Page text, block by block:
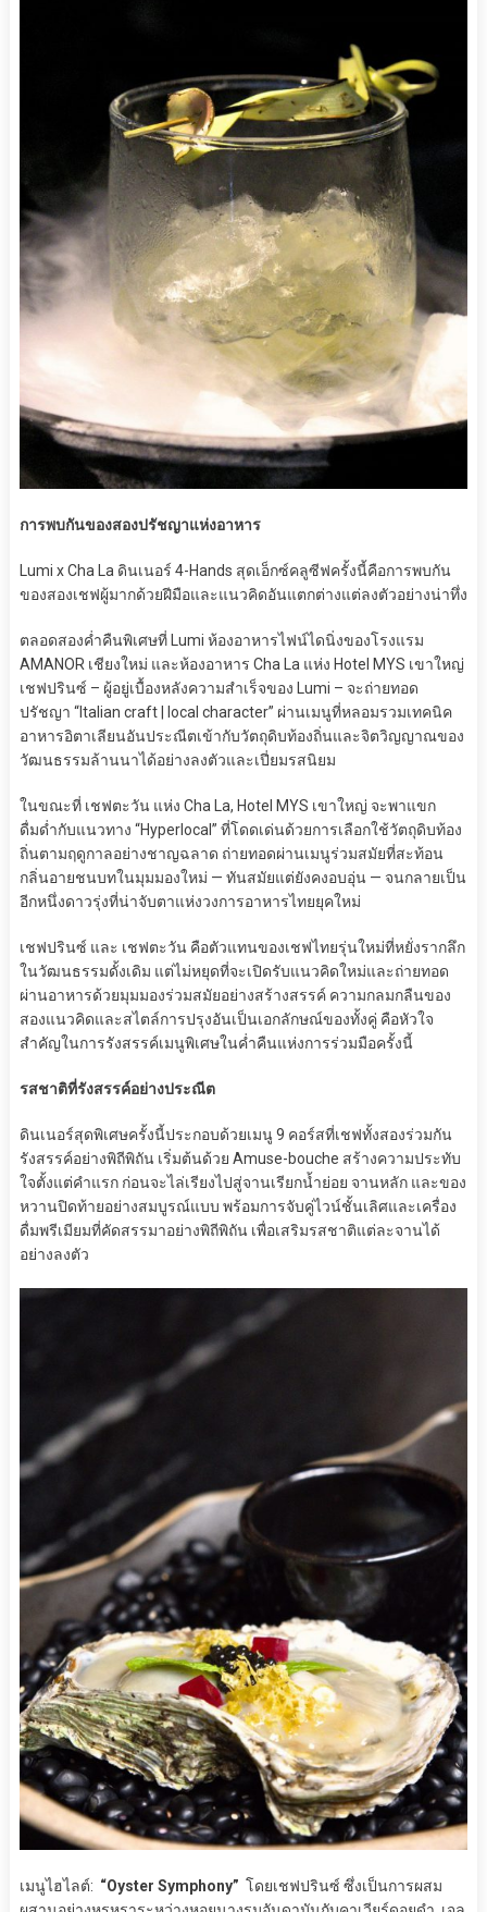
การพบกันของสองปรัชญาแห่งอาหาร
Lumi x Cha La ดินเนอร์ 4-Hands สุดเอ็กซ์คลูซีฟครั้งนี้คือการพบกัน
ของสองเชฟผู้มากด้วยฝีมือและแนวคิดอันแตกต่างแต่ลงตัวอย่างน่าทึ่ง
ตลอดสองค่ำคืนพิเศษที่ Lumi ห้องอาหารไฟน์ไดนิ่งของโรงแรม
AMANOR เชียงใหม่ และห้องอาหาร Cha La แห่ง Hotel MYS เขาใหญ่
เชฟปรินซ์ – ผู้อยู่เบื้องหลังความสำเร็จของ Lumi – จะถ่ายทอด
ปรัชญา “Italian craft | local character” ผ่านเมนูที่หลอมรวมเทคนิค
อาหารอิตาเลียนอันประณีตเข้ากับวัตถุดิบท้องถิ่นและจิตวิญญาณของ
วัฒนธรรมล้านนาได้อย่างลงตัวและเปี่ยมรสนิยม
ในขณะที่ เชฟตะวัน แห่ง Cha La, Hotel MYS เขาใหญ่ จะพาแขก
ดื่มด่ำกับแนวทาง “Hyperlocal” ที่โดดเด่นด้วยการเลือกใช้วัตถุดิบท้อง
ถิ่นตามฤดูกาลอย่างชาญฉลาด ถ่ายทอดผ่านเมนูร่วมสมัยที่สะท้อน
กลิ่นอายชนบทในมุมมองใหม่ — ทันสมัยแต่ยังคงอบอุ่น — จนกลายเป็น
อีกหนึ่งดาวรุ่งที่น่าจับตาแห่งวงการอาหารไทยยุคใหม่
เชฟปรินซ์ และ เชฟตะวัน คือตัวแทนของเชฟไทยรุ่นใหม่ที่หยั่งรากลึก
ในวัฒนธรรมดั้งเดิม แต่ไม่หยุดที่จะเปิดรับแนวคิดใหม่และถ่ายทอด
ผ่านอาหารด้วยมุมมองร่วมสมัยอย่างสร้างสรรค์ ความกลมกลืนของ
สองแนวคิดและสไตล์การปรุงอันเป็นเอกลักษณ์ของทั้งคู่ คือหัวใจ
สำคัญในการรังสรรค์เมนูพิเศษในค่ำคืนแห่งการร่วมมือครั้งนี้
รสชาติที่รังสรรค์อย่างประณีต
ดินเนอร์สุดพิเศษครั้งนี้ประกอบด้วยเมนู 9 คอร์สที่เชฟทั้งสองร่วมกัน
รังสรรค์อย่างพิถีพิถัน เริ่มต้นด้วย Amuse-bouche สร้างความประทับ
ใจตั้งแต่คำแรก ก่อนจะไล่เรียงไปสู่จานเรียกน้ำย่อย จานหลัก และของ
หวานปิดท้ายอย่างสมบูรณ์แบบ พร้อมการจับคู่ไวน์ชั้นเลิศและเครื่อง
ดื่มพรีเมียมที่คัดสรรมาอย่างพิถีพิถัน เพื่อเสริมรสชาติแต่ละจานได้
อย่างลงตัว
เมนูไฮไลต์: “Oyster Symphony” โดยเชฟปรินซ์ ซึ่งเป็นการผสม